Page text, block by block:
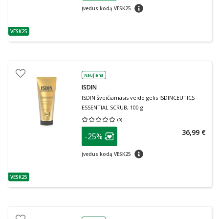
patarimas
VESK25
Įvedus kodą VESK25 patarimas
patarimas
VESK25
Naujiena
ISDIN
ISDIN šveičiamasis veido gelis ISDINCEUTICS
ESSENTIAL SCRUB, 100 g
(0)
Vidutinis įvertinimas 0.00
patarimas
Lojalumo klubo narių nuolaida
-25%
Įvedus kodą VESK25 patarimas
36,99 €